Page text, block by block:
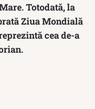
Totodată, la
Ziua Mondială
cea de-a